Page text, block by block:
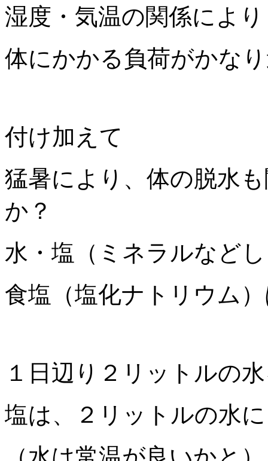
湿度・気温の関係により
体にかかる負荷がかな
付け加えて
猛暑により、体の脱水
か？
水・塩（ミネラルなど
食塩（塩化ナトリウム
１日辺り２リットルの
塩は、２リットルの水